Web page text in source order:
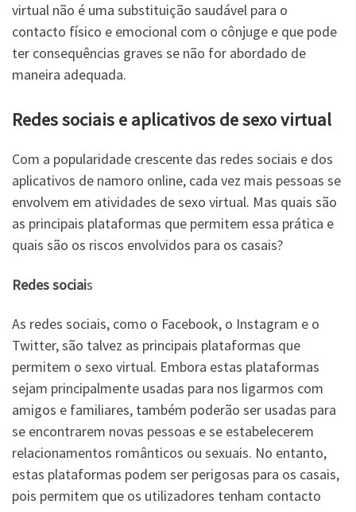
virtual não é uma substituição saudável para o
contacto físico e emocional com o cônjuge e que pode
ter consequências graves se não for abordado de
maneira adequada.
Redes sociais e aplicativos de sexo virtual
Com a popularidade crescente das redes sociais e dos
aplicativos de namoro online, cada vez mais pessoas se
envolvem em atividades de sexo virtual. Mas quais são
as principais plataformas que permitem essa prática e
quais são os riscos envolvidos para os casais?
Redes sociais
As redes sociais, como o Facebook, o Instagram e o
Twitter, são talvez as principais plataformas que
permitem o sexo virtual. Embora estas plataformas
sejam principalmente usadas para nos ligarmos com
amigos e familiares, também poderão ser usadas para
se encontrarem novas pessoas e se estabelecerem
relacionamentos românticos ou sexuais. No entanto,
estas plataformas podem ser perigosas para os casais,
pois permitem que os utilizadores tenham contacto